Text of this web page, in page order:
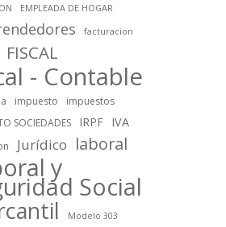
EMPLEADA DE HOGAR
facturacion
FISCAL
- Contable
impuesto
impuestos
SOCIEDADES
IRPF IVA
Jurídico laboral
y
Social
Modelo 303